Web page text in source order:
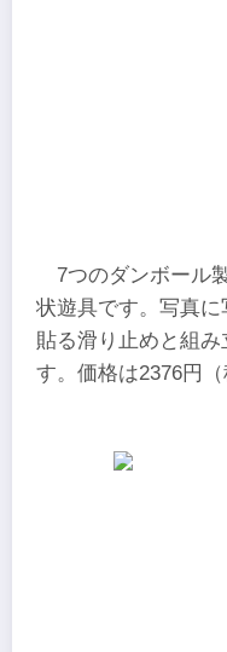
7つのダンボール
状遊具です。写真
貼る滑り止めと組
す。価格は2376円